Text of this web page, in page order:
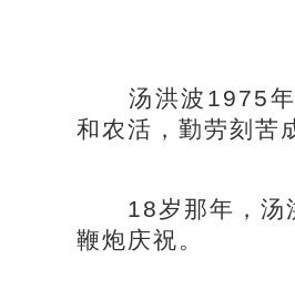
汤洪波1975年
和农活，勤劳刻苦
18岁那年，汤洪
鞭炮庆祝。